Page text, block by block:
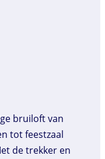
bruiloft van
tot feestzaal
de trekker en